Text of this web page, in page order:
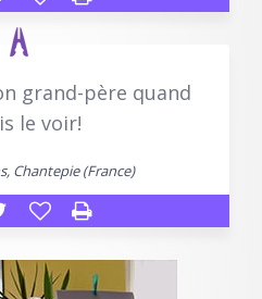
grand-père quand
le voir!
Chantepie (France)